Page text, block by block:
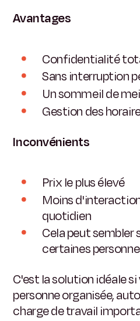
Avantages
Confidentialité
Sans interruption
Un sommeil de
Gestion des
Inconvénients
Prix le plus élevé
Moins
quotidien
Cela peut sembler
certaines
C'est la solution idéale
personne organisée,
charge de travail